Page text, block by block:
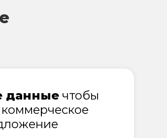
данные чтобы